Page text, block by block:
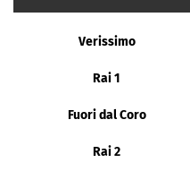
Verissimo
Rai 1
Fuori dal Coro
Rai 2